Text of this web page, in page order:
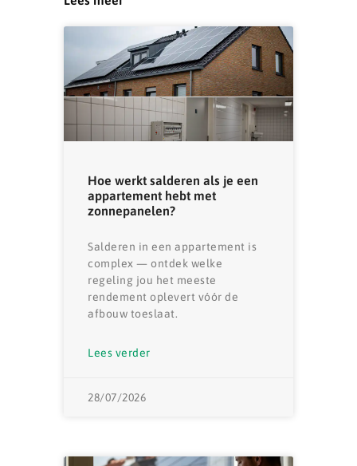
Hoe werkt salderen als je een
appartement hebt met
zonnepanelen?
Salderen in een appartement is
complex — ontdek welke
regeling jou het meeste
rendement oplevert vóór de
afbouw toeslaat.
Lees verder
28/07/2026